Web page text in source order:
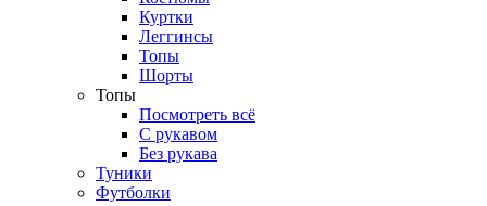
Куртки
Леггинсы
Топы
Шорты
Топы
Посмотреть всё
C рукавом
Без рукава
Туники
Футболки